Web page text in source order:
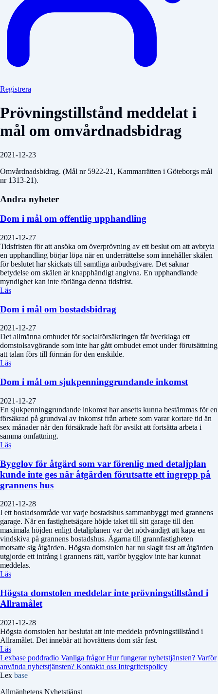
Registrera
Prövningstillstånd meddelat i
mål om omvårdnadsbidrag
2021-12-23
Omvårdnadsbidrag. (Mål nr 5922-21, Kammarrätten i Göteborgs mål
nr 1313-21).
Andra nyheter
Dom i mål om offentlig upphandling
2021-12-27
Tidsfristen för att ansöka om överprövning av ett beslut om att avbryta
en upphandling börjar löpa när en underrättelse som innehåller skälen
för beslutet har skickats till samtliga anbudsgivare. Det saknar
betydelse om skälen är knapphändigt angivna. En upphandlande
myndighet kan inte förlänga denna tidsfrist.
Läs
Dom i mål om bostadsbidrag
2021-12-27
Det allmänna ombudet för socialförsäkringen får överklaga ett
domstolsavgörande som inte har gått ombudet emot under förutsättning
att talan förs till förmån för den enskilde.
Läs
Dom i mål om sjukpenninggrundande inkomst
2021-12-27
En sjukpenninggrundande inkomst har ansetts kunna bestämmas för en
försäkrad på grundval av inkomst från arbete som varar kortare tid än
sex månader när den försäkrade haft för avsikt att fortsätta arbeta i
samma omfattning.
Läs
Bygglov för åtgärd som var förenlig med detaljplan
kunde inte ges när åtgärden förutsatte ett ingrepp på
grannens hus
2021-12-28
I ett bostadsområde var varje bostadshus sammanbyggt med grannens
garage. När en fastighetsägare höjde taket till sitt garage till den
maximala höjden enligt detaljplanen var det nödvändigt att kapa en
vindskiva på grannens bostadshus. Ägarna till grannfastigheten
motsatte sig åtgärden. Högsta domstolen har nu slagit fast att åtgärden
utgjorde ett intrång i grannens rätt, varför bygglov inte har kunnat
meddelas.
Läs
Högsta domstolen meddelar inte prövningstillstånd i
Allramålet
2021-12-28
Högsta domstolen har beslutat att inte meddela prövningstillstånd i
Allramålet. Det innebär att hovrättens dom står fast.
Läs
Lexbase poddradio Vanliga frågorHur fungerar nyhetstjänsten? Varför
använda nyhetstjänsten? Kontakta oss Integritetspolicy
Lex base
Allmänhetens Nyhetstjänst